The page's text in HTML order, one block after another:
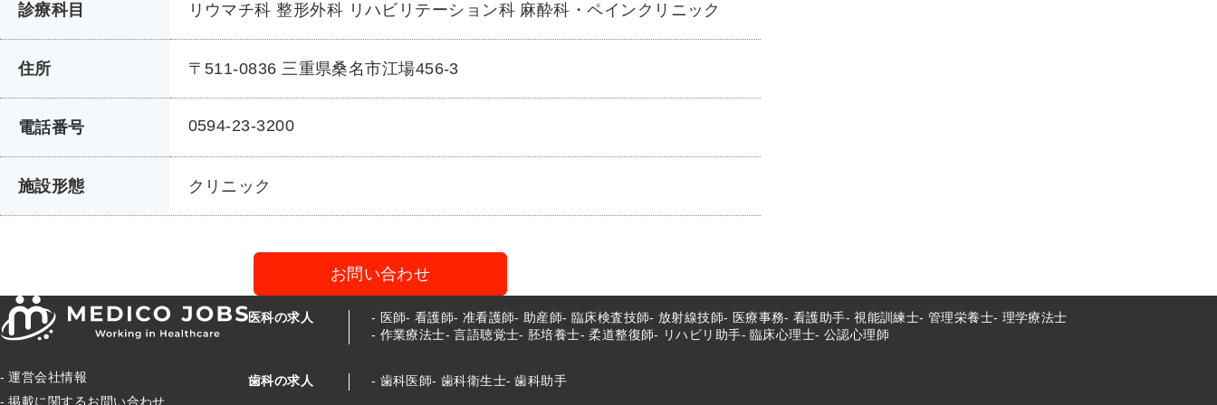
診療科目 リウマチ科 整形外科 リハビリテーション科 麻酔科・ペインクリニック
住所 〒511-0836 三重県桑名市江場456-3
電話番号 0594-23-3200
施設形態 クリニック
お問い合わせ
運営会社情報
掲載に関するお問い合わせ
医科の求人 医師 看護師 准看護師 助産師 臨床検査技師 放射線技師 医療事務 看護助手 視能訓練士 管理栄養士
理学療法士
作業療法士
言語聴覚士 胚培養士 柔道整復師 リハビリ助手 臨床心理士 公認心理師
歯科の求人 歯科医師 歯科衛生士 歯科助手